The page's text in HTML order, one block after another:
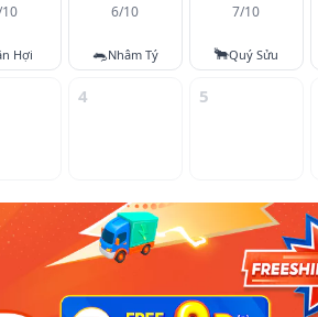
Hợi
6/10
🐀Nhâm Tý
7/10
🐂Quý Sửu
4 5